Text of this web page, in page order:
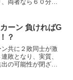
両者なら６０分超
ーン 負ければG
？
共に２敗同士が激
敗となり、実質、
の可能性が閉ざさ